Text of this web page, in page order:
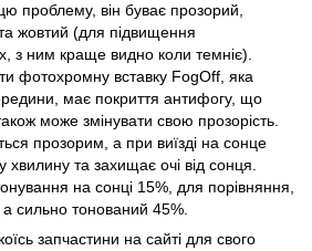
проблему, він буває прозорий,
жовтий (для підвищення
з ним краще видно коли темніє).
фотохромну вставку FogOff, яка
має покриття антифогу, що
може змінувати свою прозорість.
прозорим, а при виїзді на сонце
хвилину та захищає очі від сонця.
на сонці 15%, для порівняння,
сильно тонований 45%.
запчастини на сайті для свого